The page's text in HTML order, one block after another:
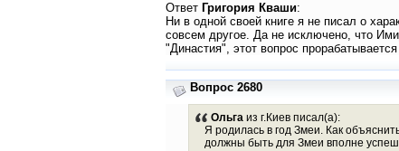
Ответ Григория Кваши:
Ни в одной своей книге я не писал о
совсем другое. Да не исключено, что
"Династия", этот вопрос прорабатывается
Вопрос 2680
Ольгаиз г.Киев писал(а):
Я родилась в год Змеи. Как
должны быть для Змеи вполне